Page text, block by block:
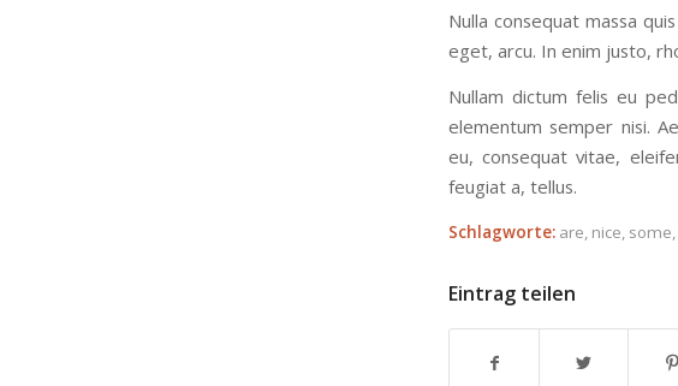
Nulla consequat massa
eget, arcu. In enim justo,
Nullam dictum felis eu
elementum semper nisi.
eu, consequat vitae,
feugiat a, tellus.
Schlagworte: are nice some
Eintrag teilen